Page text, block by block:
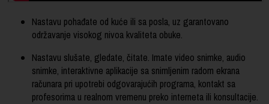
Nastavu pohađate od kuće ili sa posla, uz garantovano
održavanje visokog nivoa kvaliteta obuke.
Nastavu slušate, gledate, čitate. Imate video snimke, audio
snimke, interaktivne aplikacije sa snimljenim radom ekrana
računara pri upotrebi odgovarajućih programa, kontakt sa
profesorima u realnom vremenu preko interneta ili konsultacije.